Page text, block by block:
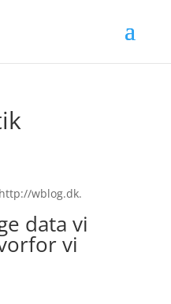
wblog.dk.
data vi
vi